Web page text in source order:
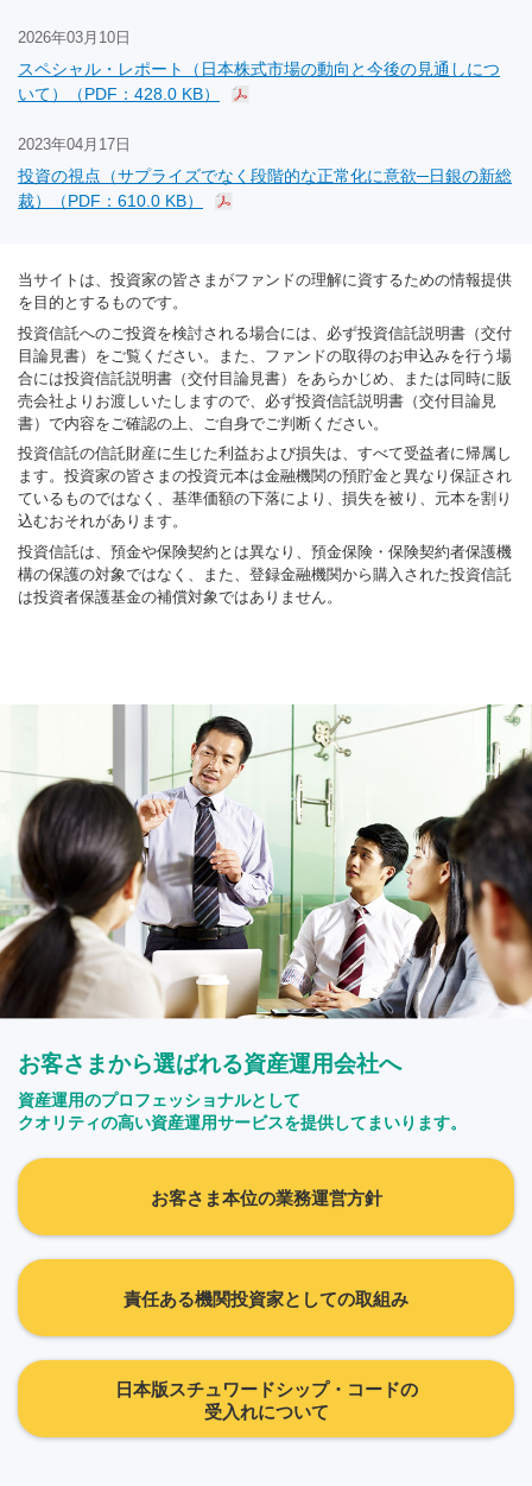
2026年03月10日
スペシャル・レポート（日本株式市場の動向と今後の見通しにつ
いて）（PDF：428.0 KB）
2023年04月17日
投資の視点（サプライズでなく段階的な正常化に意欲─日銀の新総
裁）（PDF：610.0 KB）
当サイトは、投資家の皆さまがファンドの理解に資するための情報提供
を目的とするものです。
投資信託へのご投資を検討される場合には、必ず投資信託説明書（交付
目論見書）をご覧ください。また、ファンドの取得のお申込みを行う場
合には投資信託説明書（交付目論見書）をあらかじめ、または同時に販
売会社よりお渡しいたしますので、必ず投資信託説明書（交付目論見
書）で内容をご確認の上、ご自身でご判断ください。
投資信託の信託財産に生じた利益および損失は、すべて受益者に帰属し
ます。投資家の皆さまの投資元本は金融機関の預貯金と異なり保証され
ているものではなく、基準価額の下落により、損失を被り、元本を割り
込むおそれがあります。
投資信託は、預金や保険契約とは異なり、預金保険・保険契約者保護機
構の保護の対象ではなく、また、登録金融機関から購入された投資信託
は投資者保護基金の補償対象ではありません。
お客さまから選ばれる資産運用会社へ
資産運用のプロフェッショナルとして
クオリティの高い資産運用サービスを提供してまいります。
お客さま本位の業務運営方針
責任ある機関投資家としての取組み
日本版スチュワードシップ・コードの
受入れについて